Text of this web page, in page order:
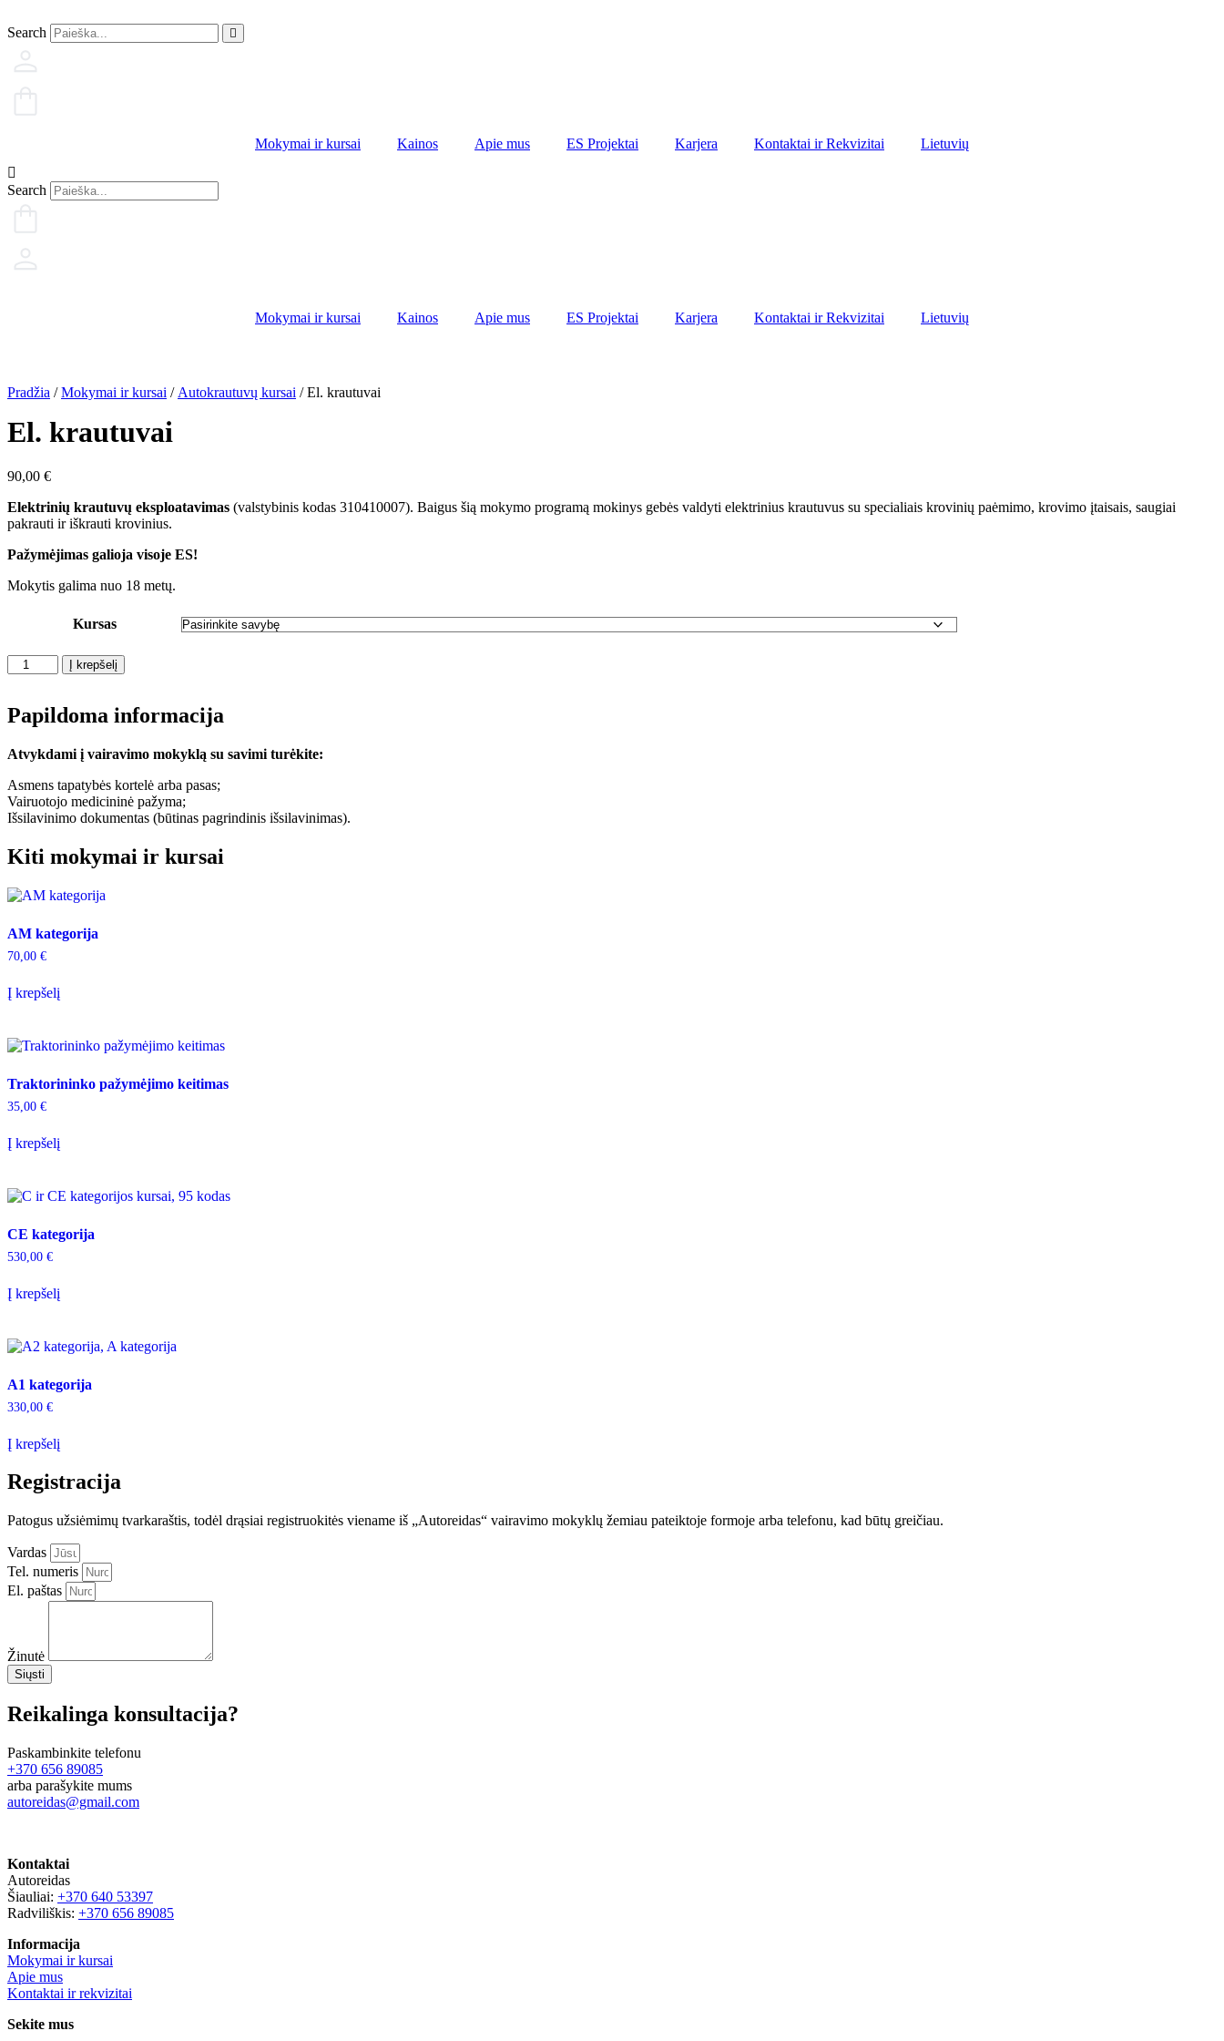
prie
Search
Mokymai ir kursai Kainos Apie mus ES Projektai Karjera Kontaktai ir Rekvizitai Lietuvių
Search
Mokymai ir kursai Kainos Apie mus ES Projektai Karjera Kontaktai ir Rekvizitai Lietuvių
Pradžia /Mokymai ir kursai / Autokrautuvų kursai / El. krautuvai
El. krautuvai
90,00 €
Elektrinių krautuvų eksploatavimas (valstybinis kodas 310410007). Baigus šią mokymo programą mokinys gebės valdyti elektrinius krautuvus su specialiais krovinių paėmimo, krovimo įtaisais, saugiai
pakrauti ir iškrauti krovinius.
Pažymėjimas galioja visoje ES!
Mokytis galima nuo 18 metų.
Kursas
produkto
kiekis:
krautuvai
Į krepšelį
Papildoma informacija
Atvykdami į vairavimo mokyklą su savimi turėkite:
Asmens tapatybės kortelė arba pasas;
Vairuotojo medicininė pažyma;
Išsilavinimo dokumentas (būtinas pagrindinis išsilavinimas).
Kiti mokymai ir kursai
AM kategorija
70,00 €
Į krepšelį
Traktorininko pažymėjimo keitimas
35,00 €
Į krepšelį
CE kategorija
530,00 €
Į krepšelį
A1 kategorija
330,00 €
Į krepšelį
Registracija
Patogus užsiėmimų tvarkaraštis, todėl drąsiai registruokitės viename iš „Autoreidas“ vairavimo mokyklų žemiau pateiktoje formoje arba telefonu, kad būtų greičiau.
Vardas
Tel. numeris
El. paštas
Žinutė
Siųsti
Reikalinga konsultacija?
Paskambinkite telefonu
+370 656 89085
arba parašykite mums
autoreidas@gmail.com
Kontaktai
Autoreidas
Šiauliai: +370 640 53397
Radviliškis: +370 656 89085
Informacija
Mokymai ir kursai
Apie mus
Kontaktai ir rekvizitai
Sekite mus